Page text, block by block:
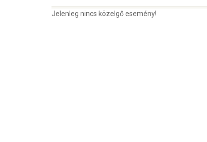
Jelenleg nincs közelgő esemény!